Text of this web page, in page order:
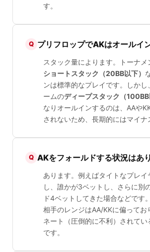
す。
プリフロップでAKはオールイ
スタック量によります。トーナ
ショートスタック（20BB以下）
ンは標準的なプレイです。しか
ームのディープスタック（100BB
なりオールインするのは、AAや
されないため、長期的にはマイナ
AKをフォールドする状況はあ
あります。例えばタイトなプレイ
し、誰かが3ベットし、さらに別
ド4ベットしてきた場合などです
相手のレンジはAA/KKに偏ってお
ネート（圧倒的に不利）されてい
です。